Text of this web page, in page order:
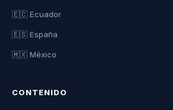
🇪🇨 Ecuador
🇪🇸 España
🇲🇽 México
CONTENIDO